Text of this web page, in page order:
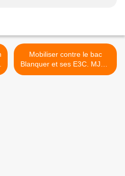
Mobiliser contre le bac
Blanquer et ses E3C. MJCF
>